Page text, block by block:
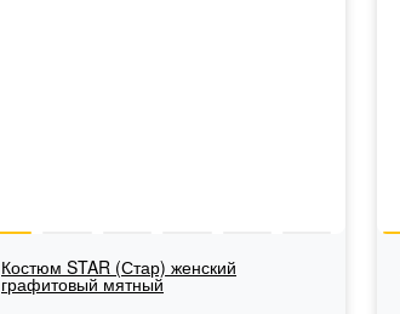
Костюм STAR (Стар) женский
графитовый мятный